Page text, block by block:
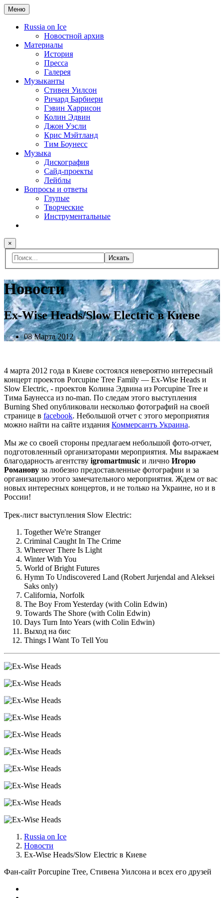
Меню
Russia on Ice
Новостной архив
Материалы
История
Пресса
Галерея
Музыканты
Стивен Уилсон
Ричард Барбиери
Гэвин Харрисон
Колин Эдвин
Джон Уэсли
Крис Мэйтланд
Тим Боунесс
Музыка
Дискография
Сайд-проекты
Лейблы
Вопросы и ответы
Глупые
Творческие
Инструментальные
×
Искать
Новости
Ex-Wise Heads/Slow Electric в Киеве
08 Марта 2012
4 марта 2012 года в Киеве состоялся невероятно интересный
концерт проектов Porcupine Tree Family — Ex-Wise Heads и
Slow Electric, - проектов Колина Эдвина из Porcupine Tree и
Тима Баунесса из no-man. По следам этого выступления
Burning Shed опубликовали несколько фотографий на своей
странице в facebook. Небольшой отчет с этого мероприятия
можно найти на сайте издания Коммерсантъ Украина.
Мы же со своей стороны предлагаем небольшой фото-отчет,
подготовленный организаторами мероприятия. Мы выражаем
благодарность агентству igromartmusic и лично Игорю
Романову за любезно предоставленные фотографии и за
организацию этого замечательного мероприятия. Ждем от вас
новых интересных концертов, и не только на Украине, но и в
России!
Трек-лист выступления Slow Electric:
Together We're Stranger
Criminal Caught In The Crime
Wherever There Is Light
Winter With You
World of Bright Futures
Hymn To Undiscovered Land (Robert Jurjendal and Aleksei
Saks only)
California, Norfolk
The Boy From Yesterday (with Colin Edwin)
Towards The Shore (with Colin Edwin)
Days Turn Into Years (with Colin Edwin)
Выход на бис
Things I Want To Tell You
Russia on Ice
Новости
Ex-Wise Heads/Slow Electric в Киеве
Фан-сайт Porcupine Tree, Стивена Уилсона и всех его друзей